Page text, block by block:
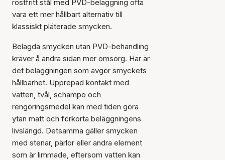
rostfritt stål med PVD-beläggning ofta
vara ett mer hållbart alternativ till
klassiskt pläterade smycken.
Belagda smycken utan PVD-behandling
kräver å andra sidan mer omsorg. Här är
det beläggningen som avgör smyckets
hållbarhet. Upprepad kontakt med
vatten, tvål, schampo och
rengöringsmedel kan med tiden göra
ytan matt och förkorta beläggningens
livslängd. Detsamma gäller smycken
med stenar, pärlor eller andra element
som är limmade, eftersom vatten kan